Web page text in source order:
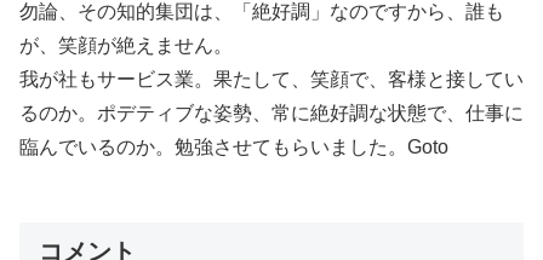
勿論、その知的集団は、「絶好調」なのですから、誰も
が、笑顔が絶えません。
我が社もサービス業。果たして、笑顔で、客様と接してい
るのか。ポデティブな姿勢、常に絶好調な状態で、仕事に
臨んでいるのか。勉強させてもらいました。Goto
コメント